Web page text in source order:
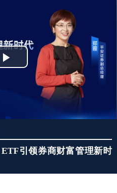
Play
Video
引领券商财富管理新时